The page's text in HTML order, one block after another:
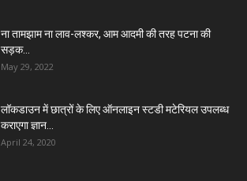
ना तामझाम ना लाव-लश्कर, आम आदमी की तरह पटना की
सड़क...
May 29, 2022
लॉकडाउन में छात्रों के लिए ऑनलाइन स्टडी मटेरियल उपलब्ध
कराएगा ज्ञान...
April 24, 2020